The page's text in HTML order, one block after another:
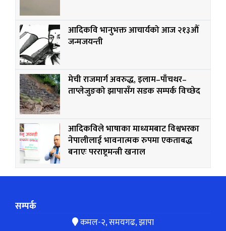
आदिकवि भानुभक्त आचार्यको आज २१३औं
जन्मजयन्ती
मेची राजमार्ग अवरुद्ध, इलाम–पाँचथर–
ताप्लेजुङको झापासँग सडक सम्पर्क विच्छेद
आदिकविले भाषाका माध्यमबाट विश्वभरका
नेपालीलाई भावनात्मक रुपमा एकताबद्ध
बनाएः परराष्ट्रमन्त्री खनाल
सम्पर्क
कमल-२, समयगढ, झापा